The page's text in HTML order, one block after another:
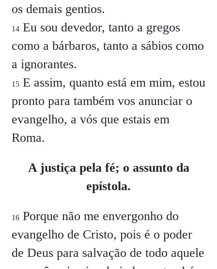
os demais gentios.
14 Eu sou devedor, tanto a gregos
como a bárbaros, tanto a sábios como
a ignorantes.
15 E assim, quanto está em mim, estou
pronto para também vos anunciar o
evangelho, a vós que estais em
Roma.
A justiça pela fé; o assunto da
epístola.
16 Porque não me envergonho do
evangelho de Cristo, pois é o poder
de Deus para salvação de todo aquele